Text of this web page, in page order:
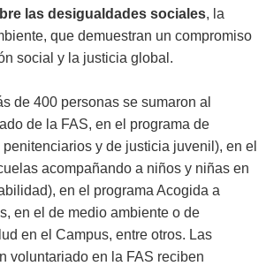
las desigualdades sociales, la
que demuestran un compromiso
social y la justicia global.
de 400 personas se sumaron al
de la FAS, en el programa de
y de justicia juvenil), en el
acompañando a niños y niñas en
en el programa Acogida a
en el de medio ambiente o de
en el Campus, entre otros. Las
voluntariado en la FAS reciben